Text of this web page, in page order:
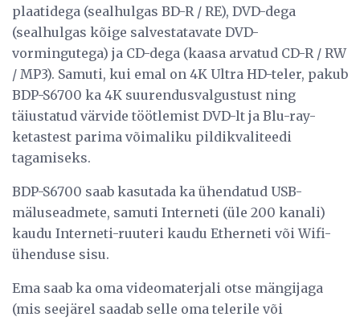
plaatidega (sealhulgas BD-R / RE), DVD-dega
(sealhulgas kõige salvestatavate DVD-
vormingutega) ja CD-dega (kaasa arvatud CD-R / RW
/ MP3). Samuti, kui emal on 4K Ultra HD-teler, pakub
BDP-S6700 ka 4K suurendusvalgustust ning
täiustatud värvide töötlemist DVD-lt ja Blu-ray-
ketastest parima võimaliku pildikvaliteedi
tagamiseks.
BDP-S6700 saab kasutada ka ühendatud USB-
mäluseadmete, samuti Interneti (üle 200 kanali)
kaudu Interneti-ruuteri kaudu Etherneti või Wifi-
ühenduse sisu.
Ema saab ka oma videomaterjali otse mängijaga
(mis seejärel saadab selle oma telerile või